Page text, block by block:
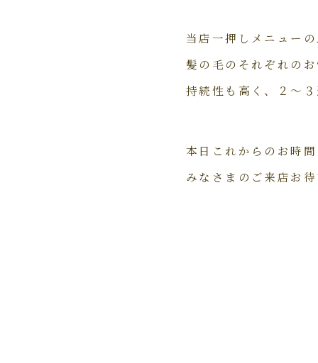
当店一押しメニュー
髪の毛のそれぞれの
持続性も高く、２～
本日これからのお時
みなさまのご来店お